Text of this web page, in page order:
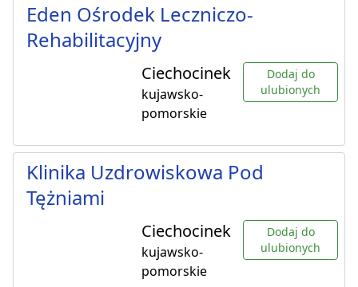
Eden Ośrodek Leczniczo-
Rehabilitacyjny
Ciechocinek
kujawsko-
pomorskie
Dodaj do
ulubionych
Klinika Uzdrowiskowa Pod
Tężniami
Ciechocinek
kujawsko-
pomorskie
Dodaj do
ulubionych